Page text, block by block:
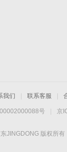
我们 联系客服
号 京
JINGDONG 版权所有